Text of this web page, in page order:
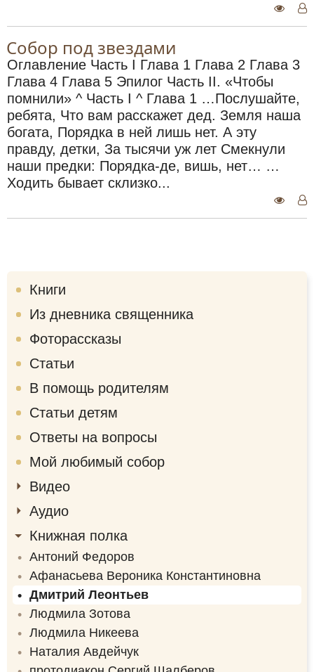
Собор под звездами
Оглавление Часть I Глава 1 Глава 2 Глава 3
Глава 4 Глава 5 Эпилог Часть II. «Чтобы
помнили» ^ Часть I ^ Глава 1 …Послушайте,
ребята, Что вам расскажет дед. Земля наша
богата, Порядка в ней лишь нет. А эту
правду, детки, За тысячи уж лет Смекнули
наши предки: Порядка-де, вишь, нет… …
Ходить бывает склизко...
Книги
Из дневника священника
Фоторассказы
Статьи
В помощь родителям
Статьи детям
Ответы на вопросы
Мой любимый собор
Видео
Аудио
Книжная полка
Антоний Федоров
Афанасьева Вероника Константиновна
Дмитрий Леонтьев
Людмила Зотова
Людмила Никеева
Наталия Авдейчук